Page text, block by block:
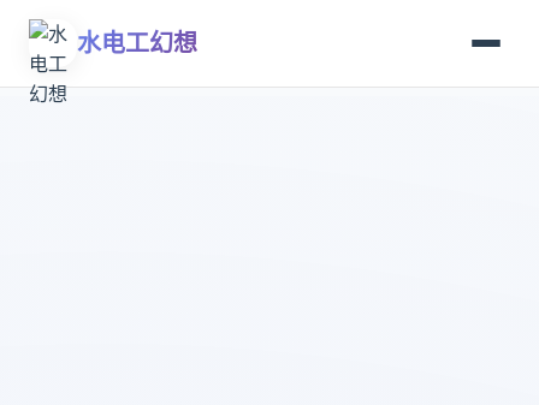
水电工幻想